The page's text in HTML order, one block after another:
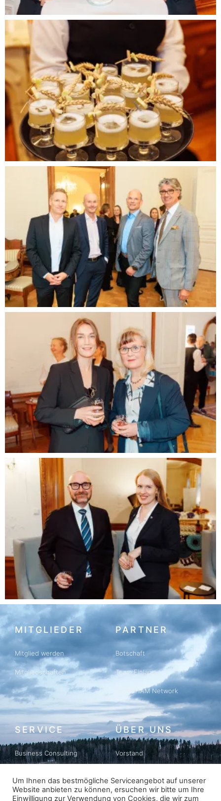
MITGLIEDER
Mitglied werden
Mitgliedschaften
PARTNER
Botschaft
Team Finland
FINNCHAM Network
SERVICE
Business Consulting
Newsletter
ÜBER UNS
Vorstand
Datenschutz
Um Ihnen das bestmögliche Serviceangebot auf unserer
Website anbieten zu können, ersuchen wir bitte um Ihre
Einwilligung zur Verwendung von Cookies, die wir zum